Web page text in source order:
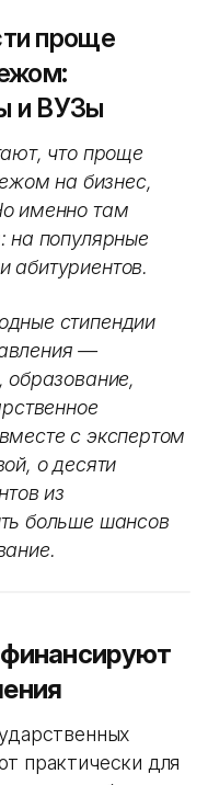
проще
и ВУЗы
что проще
на бизнес,
именно там
на популярные
стипендии
—
образование,
с экспертом
о десяти
из
больше шансов
практически для